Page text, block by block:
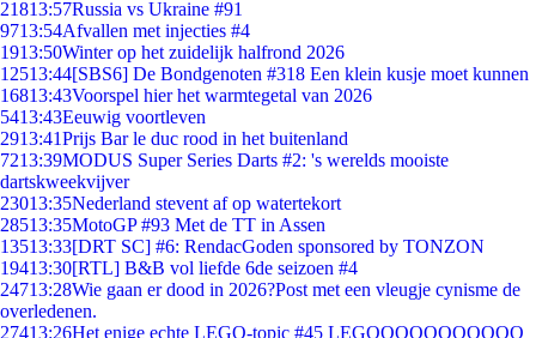
21813:57Russia vs Ukraine #91
9713:54Afvallen met injecties #4
1913:50Winter op het zuidelijk halfrond 2026
12513:44[SBS6] De Bondgenoten #318 Een klein kusje moet kunnen
16813:43Voorspel hier het warmtegetal van 2026
5413:43Eeuwig voortleven
2913:41Prijs Bar le duc rood in het buitenland
7213:39MODUS Super Series Darts #2: 's werelds mooiste
dartskweekvijver
23013:35Nederland stevent af op watertekort
28513:35MotoGP #93 Met de TT in Assen
13513:33[DRT SC] #6: RendacGoden sponsored by TONZON
19413:30[RTL] B&B vol liefde 6de seizoen #4
24713:28Wie gaan er dood in 2026?Post met een vleugje cynisme de
overledenen.
27413:26Het enige echte LEGO-topic #45 LEGOOOOOOOOOOO